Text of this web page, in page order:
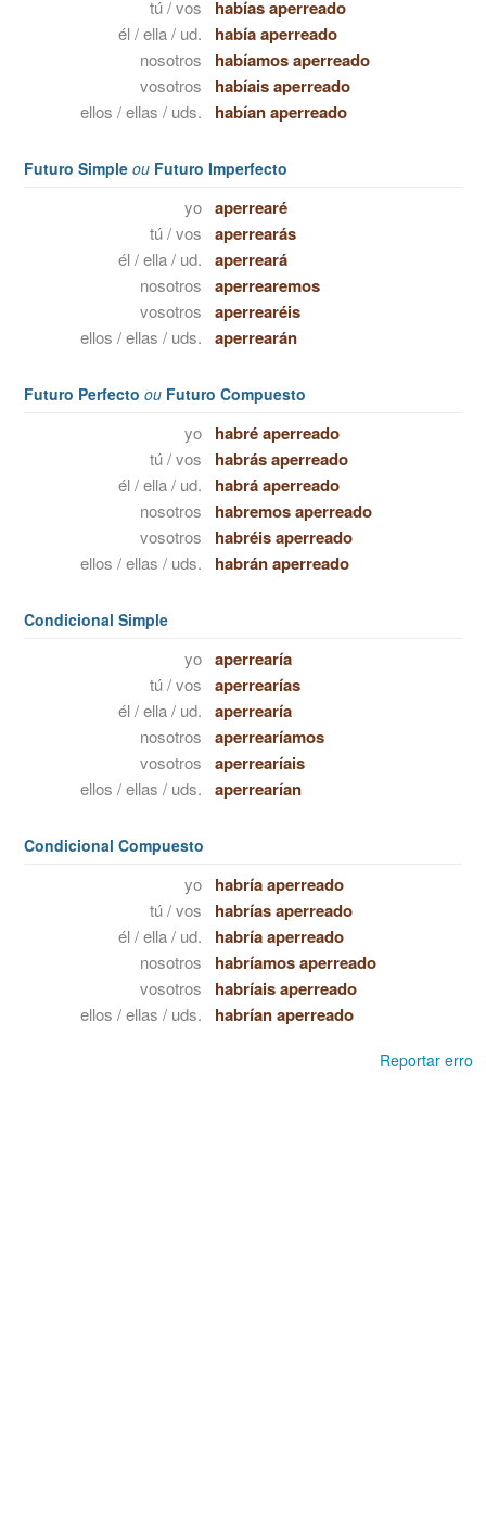
tú / vos habías aperreado
él / ella / ud. había aperreado
nosotros habíamos aperreado
vosotros habíais aperreado
ellos / ellas / uds. habían aperreado
Futuro Simple ou Futuro Imperfecto
yo aperrearé
tú / vos aperrearás
él / ella / ud. aperreará
nosotros aperrearemos
vosotros aperrearéis
ellos / ellas / uds. aperrearán
Futuro Perfecto ou Futuro Compuesto
yo habré aperreado
tú / vos habrás aperreado
él / ella / ud. habrá aperreado
nosotros habremos aperreado
vosotros habréis aperreado
ellos / ellas / uds. habrán aperreado
Condicional Simple
yo aperrearía
tú / vos aperrearías
él / ella / ud. aperrearía
nosotros aperrearíamos
vosotros aperrearíais
ellos / ellas / uds. aperrearían
Condicional Compuesto
yo habría aperreado
tú / vos habrías aperreado
él / ella / ud. habría aperreado
nosotros habríamos aperreado
vosotros habríais aperreado
ellos / ellas / uds. habrían aperreado
Reportar erro